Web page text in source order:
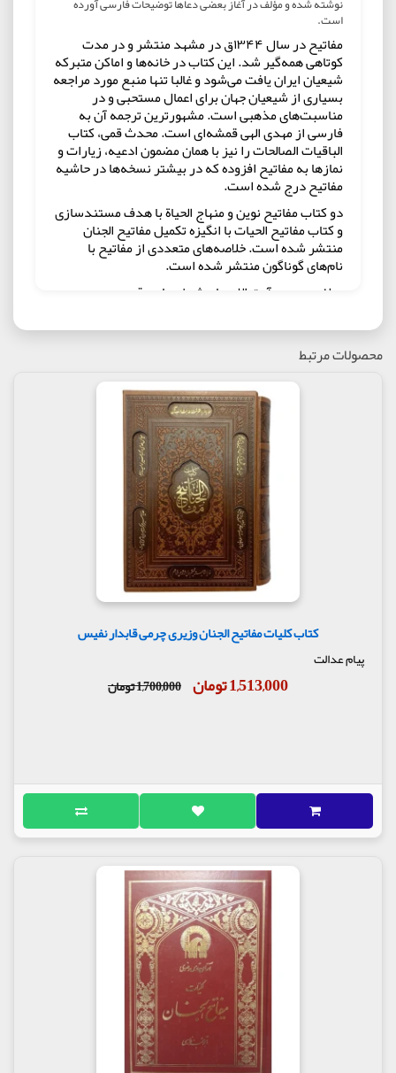
است.
مفاتیح در سال ۱۳۴۴ق در مشهد منتشر و در مدت
کوتاهی همه‌گیر شد. این کتاب در خانه‌ها و اماکن متبرکه
شیعیان ایران یافت می‌شود و غالبا تنها منبع مورد مراجعه
بسیاری از شیعیان جهان برای اعمال مستحبی و در
مناسبت‌های مذهبی است. مشهورترین ترجمه آن به
فارسی از مهدی الهی قمشه‌ای است. محدث قمی، کتاب
الباقیات الصالحات را نیز با همان مضمون ادعیه، زیارات و
نمازها به مفاتیح افزوده که در بیشتر نسخه‌ها در حاشیه
مفاتیح درج شده است.
دو کتاب مفاتیح نوین و منهاج الحیاة با هدف مستندسازی
و کتاب مفاتیح الحیات با انگیزه تکمیل مفاتیح الجنان
منتشر شده است. خلاصه‌های متعددی از مفاتیح با
نام‌های گوناگون منتشر شده است.
مولف : مرحوم آیت الله حاج شیخ عباس قمی
محصولات مرتبط
کتاب کلیات مفاتیح الجنان وزیری چرمی قابدار نفیس
پیام عدالت
1,513,000 تومان 1,700,000 تومان